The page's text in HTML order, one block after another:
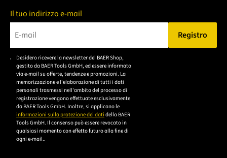
Il tuo indirizzo e-mail
Bitte geben Sie eine gültige E-Mail-Adresse ein.
Registro
Desidero ricevere la newsletter del BAER Shop,
gestito da BAER Tools GmbH, ed essere informato
via e-mail su offerte, tendenze e promozioni. La
memorizzazione e l'elaborazione di tutti i dati
personali trasmessi nell'ambito del processo di
registrazione vengono effettuate esclusivamente
da BAER Tools GmbH. Inoltre, si applicano le
informazioni sulla protezione dei dati della BAER
Tools GmbH. Il consenso può essere revocato in
qualsiasi momento con effetto futuro alla fine di
ogni e-mail..